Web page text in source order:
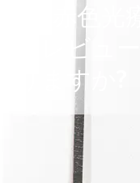
LED赤色
をレビュ
りますか?